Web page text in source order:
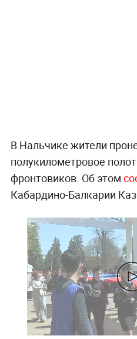
В Нальчике жители
полукилометровое
фронтовиков. Об этом
Кабардино-Балкарии